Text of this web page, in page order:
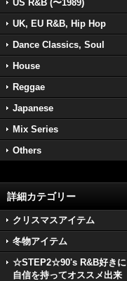
US R&B (〜1989)
UK, EU R&B, Hip Hop
Dance Classics, Soul
House
Reggae
Japanese
Mix Series
Others
詳細カテゴリー
クリスマスアイテム
冬物アイテム
☆STEP2☆90's R&B好きに
自信を持ってオススメ出来